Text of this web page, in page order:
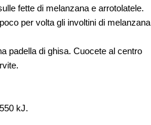
fette di melanzana e arrotolatele.
per volta gli involtini di melanzana
padella di ghisa. Cuocete al centro
kJ.